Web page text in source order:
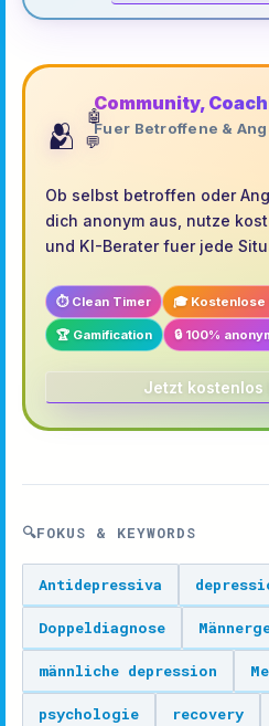
🫂 💬
🤖
Community,
Fuer Betroffene &
Ob selbst betroffen oder
dich anonym aus, nutze
und KI-Berater fuer jede
⏱️ Clean Timer 🎓 Kostenlose
🏆 Gamification 🔒 100%
Jetzt kostenlos
🔍FOKUS & KEYWORDS
Antidepressiva
Doppeldiagnose
männliche depression
psychologie recovery